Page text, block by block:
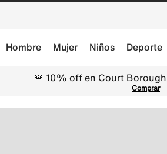
Hombre Mujer Niños Deporte
🚨 10% off en Court
Comprar